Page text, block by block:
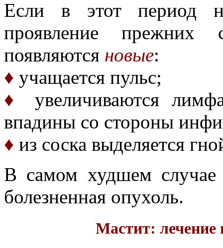
Если в этот период
проявление прежних
появляются новые:
♦ учащается пульс;
♦
увеличиваются
впадины со стороны
♦ из соска выделяется
В самом худшем случае
болезненная опухоль.
Мастит: лечение